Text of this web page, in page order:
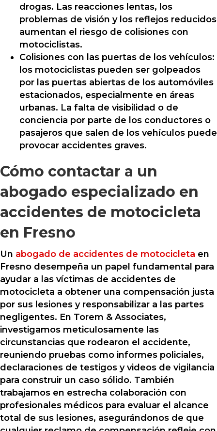
drogas. Las reacciones lentas, los
problemas de visión y los reflejos reducidos
aumentan el riesgo de colisiones con
motociclistas.
Colisiones con las puertas de los vehículos:
los motociclistas pueden ser golpeados
por las puertas abiertas de los automóviles
estacionados, especialmente en áreas
urbanas. La falta de visibilidad o de
conciencia por parte de los conductores o
pasajeros que salen de los vehículos puede
provocar accidentes graves.
Cómo contactar a un
abogado especializado en
accidentes de motocicleta
en Fresno
Un abogado de accidentes de motocicleta en
Fresno desempeña un papel fundamental para
ayudar a las víctimas de accidentes de
motocicleta a obtener una compensación justa
por sus lesiones y responsabilizar a las partes
negligentes. En Torem & Associates,
investigamos meticulosamente las
circunstancias que rodearon el accidente,
reuniendo pruebas como informes policiales,
declaraciones de testigos y videos de vigilancia
para construir un caso sólido. También
trabajamos en estrecha colaboración con
profesionales médicos para evaluar el alcance
total de sus lesiones, asegurándonos de que